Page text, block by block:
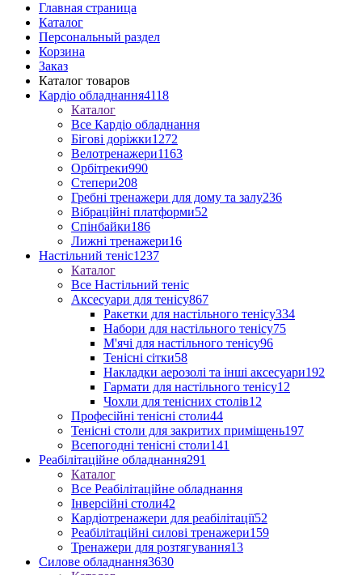
Главная страница
Каталог
Персональный раздел
Корзина
Заказ
Каталог товаров
Кардіо обладнання4118
Каталог
Все Кардіо обладнання
Бігові доріжки1272
Велотренажери1163
Орбітреки990
Степери208
Гребні тренажери для дому та залу236
Вібраційні платформи52
Спінбайки186
Лижні тренажери16
Настільний теніс1237
Каталог
Все Настільний теніс
Аксесуари для тенісу867
Ракетки для настільного тенісу334
Набори для настільного тенісу75
М'ячі для настільного тенісу96
Тенісні сітки58
Накладки аерозолі та інші аксесуари192
Гармати для настільного тенісу12
Чохли для тенісних столів12
Професійні тенісні столи44
Тенісні столи для закритих приміщень197
Всепогодні тенісні столи141
Реабілітаційне обладнання291
Каталог
Все Реабілітаційне обладнання
Інверсійні столи42
Кардіотренажери для реабілітації52
Реабілітаційні силові тренажери159
Тренажери для розтягування13
Силове обладнання3630